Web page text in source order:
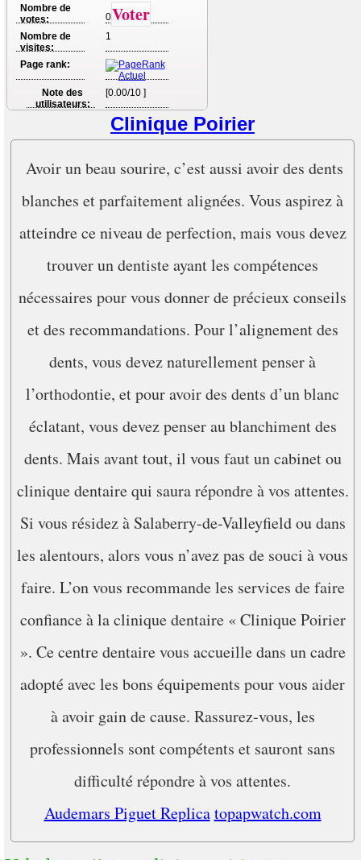
Nombre de
votes:
0Voter
Nombre de
visites:
1
Page rank:
Note des
utilisateurs:
[0.00/10 ]
Clinique Poirier
Avoir un beau sourire, c’est aussi avoir des dents
blanches et parfaitement alignées. Vous aspirez à
atteindre ce niveau de perfection, mais vous devez
trouver un dentiste ayant les compétences
nécessaires pour vous donner de précieux conseils
et des recommandations. Pour l’alignement des
dents, vous devez naturellement penser à
l’orthodontie, et pour avoir des dents d’un blanc
éclatant, vous devez penser au blanchiment des
dents. Mais avant tout, il vous faut un cabinet ou
clinique dentaire qui saura répondre à vos attentes.
Si vous résidez à Salaberry-de-Valleyfield ou dans
les alentours, alors vous n’avez pas de souci à vous
faire. L’on vous recommande les services de faire
confiance à la clinique dentaire « Clinique Poirier
». Ce centre dentaire vous accueille dans un cadre
adopté avec les bons équipements pour vous aider
à avoir gain de cause. Rassurez-vous, les
professionnels sont compétents et sauront sans
difficulté répondre à vos attentes.
Audemars Piguet Replica topapwatch.com